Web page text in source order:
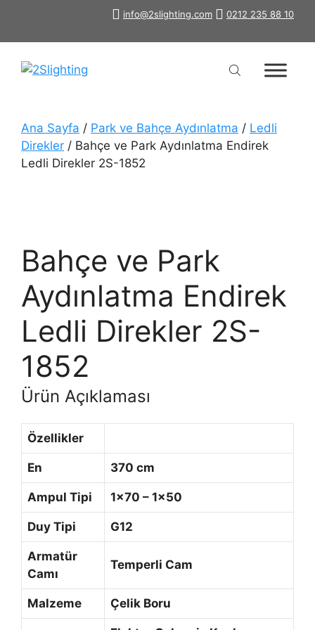
info@2slighting.com 0212 235 88 10
Ana Sayfa / Park ve Bahçe Aydınlatma / Ledli
Direkler / Bahçe ve Park Aydınlatma Endirek
Ledli Direkler 2S-1852
Bahçe ve Park
Aydınlatma Endirek
Ledli Direkler 2S-
1852
Ürün Açıklaması
Özellikler
En 370 cm
Ampul Tipi 1×70 – 1×50
Duy Tipi G12
Armatür
Camı
Temperli Cam
Malzeme Çelik Boru